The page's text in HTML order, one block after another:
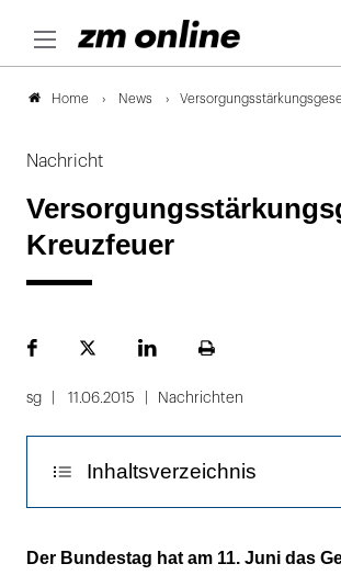
Home News
Nachricht
Kreuzfeuer
FacebookPlattformLinekdInSeite
sg 11.06.2015 Nachrichten
Inhaltsverzeichnis
Service kontra Populismus
Der Bundestag hat am 11. Juni das